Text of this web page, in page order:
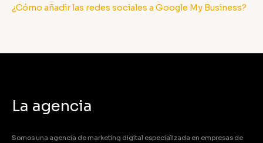
¿Cómo añadir las redes sociales a Google My Business?
La agencia
Somos una agencia de marketing digital especializada en empresas de